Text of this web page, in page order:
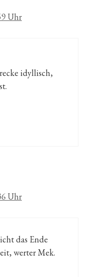
Uhr
idyllisch,
Uhr
das Ende
werter Mek.